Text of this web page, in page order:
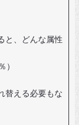
と、どんな属性
）
替える必要もな